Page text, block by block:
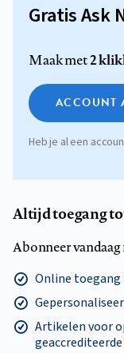
Gratis Ask
Maak met2
ACCOUNT
Heb je al een
Altijd toegang
Abonneer vandaag
Online
Artikelen voor